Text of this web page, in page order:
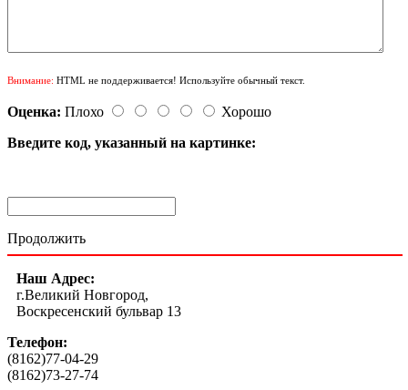
Внимание: HTML не поддерживается! Используйте обычный текст.
Оценка: Плохо
Хорошо
Введите код, указанный на картинке:
Продолжить
Наш Адрес:
г.Великий Новгород,
Воскресенский бульвар 13
Телефон:
(8162)77-04-29
(8162)73-27-74